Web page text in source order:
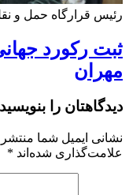
رئیس قرارگاه حمل و
ثبت رکورد
مهران
دیدگاهتان را بنویسید
نشانی ایمیل شما
علامت‌گذاری شده‌اند *